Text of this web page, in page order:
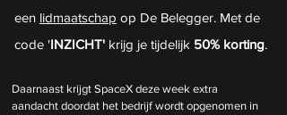
een lidmaatschap op De Belegger. Met de
code 'INZICHT' krijg je tijdelijk 50% korting.
Daarnaast krijgt SpaceX deze week extra
aandacht doordat het bedrijf wordt opgenomen in